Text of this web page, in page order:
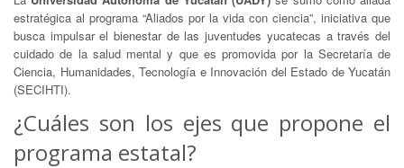
estratégica al programa “Aliados por la vida con ciencia”, iniciativa que
busca impulsar el bienestar de las juventudes yucatecas a través del
cuidado de la salud mental y que es promovida por la Secretaría de
Ciencia, Humanidades, Tecnología e Innovación del Estado de Yucatán
(SECIHTI).
¿Cuáles son los ejes que propone el
programa estatal?